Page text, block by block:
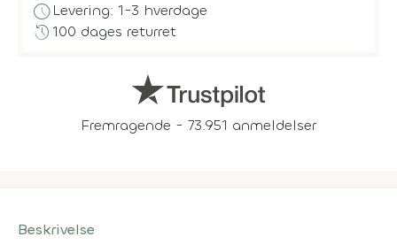
scheduleLevering: 1-3 hverdage
history100 dages returret
Fremragende - 73.951 anmeldelser
Beskrivelse